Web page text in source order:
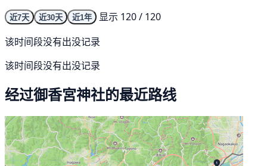
近7天 近30天 近1年
显示 120 / 120
该时间段没有出没记录
该时间段没有出没记录
经过御香宮神社的最近路线